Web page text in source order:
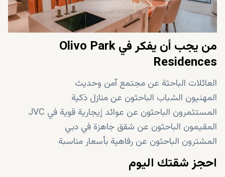
من يجب أن يفكر في Olivo Park
Residences
العائلات الباحثة عن مجتمع آمن وحديث
المهنيون الشباب الباحثون عن منازل ذكية
المستثمرون الباحثون عن عوائد إيجارية قوية في JVC
المقيمون الباحثون عن شقق جاهزة في دبي
المشترون الباحثون عن رفاهية بأسعار مناسبة
احجز شقتك اليوم